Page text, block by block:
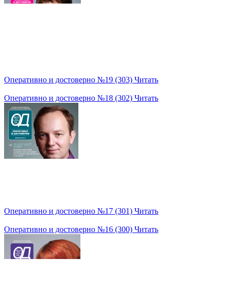
Оперативно и достоверно №19 (303) Читать
Оперативно и достоверно №18 (302) Читать
Оперативно и достоверно №17 (301) Читать
Оперативно и достоверно №16 (300) Читать